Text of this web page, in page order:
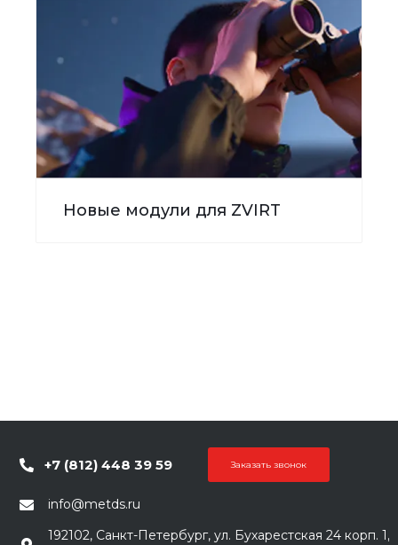
Новые модули для ZVIRT
+7 (812) 448 39 59 Заказать звонок
info@metds.ru
192102, Санкт-Петербург, ул. Бухарестская 24 корп. 1,